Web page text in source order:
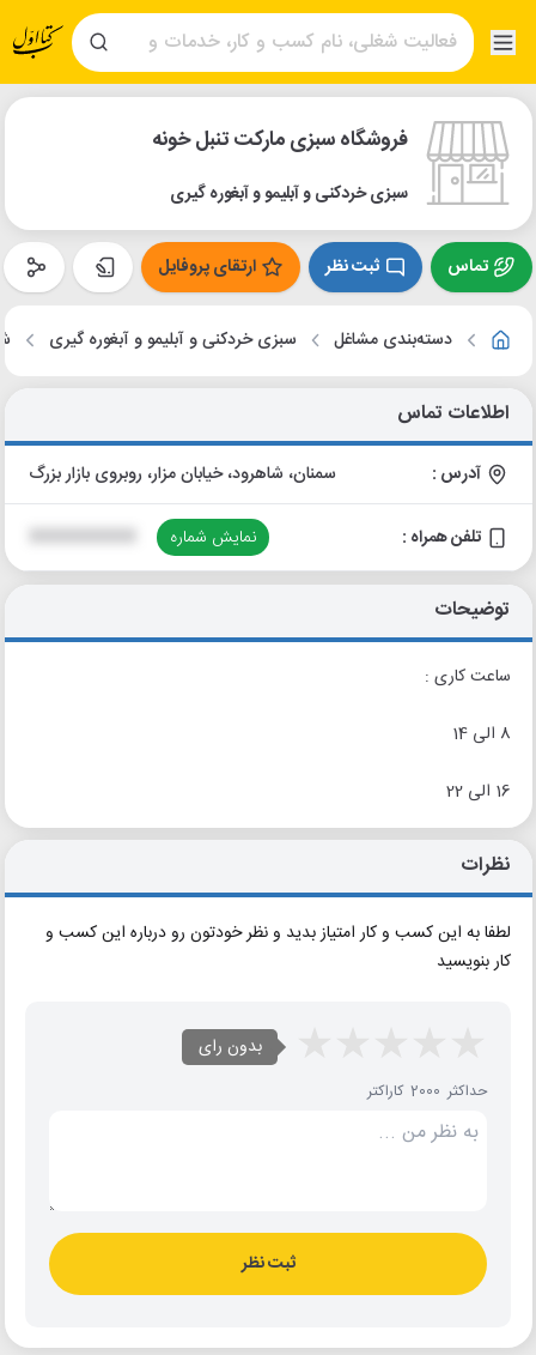
فروشگاه سبزی مارکت تنبل خونه
سبزی خردکنی و آبلیمو و آبغوره گیری
تماس ثبت نظر ارتقای پروفایل
دسته‌بندی مشاغل سبزی خردکنی و آبلیمو و آبغوره گیری
اطلاعات تماس
آدرس : سمنان، شاهرود، خیابان مزار، روبروی بازار بزرگ
تلفن همراه : نمایش شماره
توضیحات
ساعت کاری :
8 الی 14
16 الی 22
نظرات
لطفا به این کسب و کار امتیاز بدید و نظر خودتون رو درباره این کسب و
کار بنویسید
بدون رای
حداکثر 2000 کاراکتر
ثبت نظر